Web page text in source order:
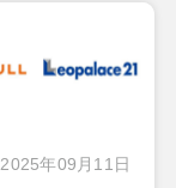
2025年09月11日